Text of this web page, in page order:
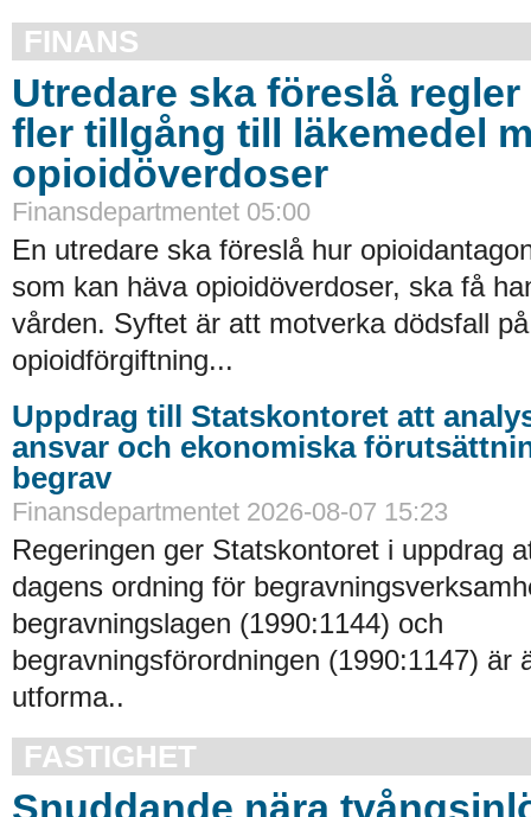
FINANS
Utredare ska föreslå
fler tillgång till läkemedel
opioidöverdoser
Finansdepartmentet 05:00
En utredare ska föreslå hur
som kan häva opioidöverdoser, ska få
vården. Syftet är att motverka dödsfall
opioidförgiftning...
Uppdrag till Statskontoret att
ansvar och ekonomiska
begrav
Finansdepartmentet 2026-08-07 15:23
Regeringen ger Statskontoret i uppdrag
dagens ordning för
begravningslagen (1990:1144) och
begravningsförordningen (1990:1147) är
utforma..
FASTIGHET
Snuddande nära